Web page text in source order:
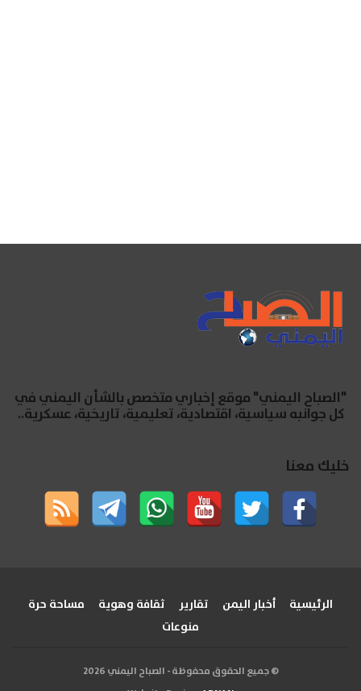
"الصباح اليمني" موقع إخباري متخصص بالشأن اليمني في
كل جوانبه سياسية، اقتصادية، تعليمية، تاريخية، عسكرية..
خليك معنا
الرئيسية أخبار اليمن تقارير ثقافة وهوية
مساحة حرة
منوعات
© جميع الحقوق محفوظة - الصباح اليمني 2026